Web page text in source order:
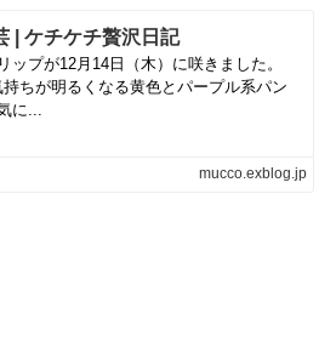
| ケチケチ贅沢日記
ップが12月14日（木）に咲きました。
持ちが明るくなる黄色とパープル系パン
に...
mucco.exblog.jp